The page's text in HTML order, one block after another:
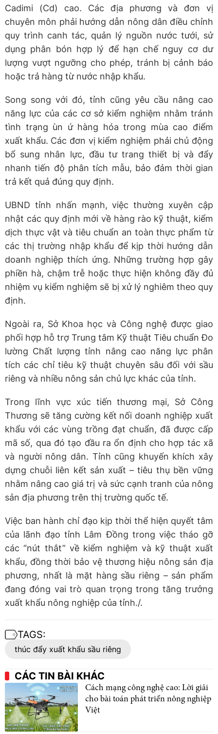
Cadimi (Cd) cao. Các địa phương và đơn vị
chuyên môn phải hướng dẫn nông dân điều chỉnh
quy trình canh tác, quản lý nguồn nước tưới, sử
dụng phân bón hợp lý để hạn chế nguy cơ dư
lượng vượt ngưỡng cho phép, tránh bị cảnh báo
hoặc trả hàng từ nước nhập khẩu.
Song song với đó, tỉnh cũng yêu cầu nâng cao
năng lực của các cơ sở kiểm nghiệm nhằm tránh
tình trạng ùn ứ hàng hóa trong mùa cao điểm
xuất khẩu. Các đơn vị kiểm nghiệm phải chủ động
bổ sung nhân lực, đầu tư trang thiết bị và đẩy
nhanh tiến độ phân tích mẫu, bảo đảm thời gian
trả kết quả đúng quy định.
UBND tỉnh nhấn mạnh, việc thường xuyên cập
nhật các quy định mới về hàng rào kỹ thuật, kiểm
dịch thực vật và tiêu chuẩn an toàn thực phẩm từ
các thị trường nhập khẩu để kịp thời hướng dẫn
doanh nghiệp thích ứng. Những trường hợp gây
phiền hà, chậm trễ hoặc thực hiện không đầy đủ
nhiệm vụ kiểm nghiệm sẽ bị xử lý nghiêm theo quy
định.
Ngoài ra, Sở Khoa học và Công nghệ được giao
phối hợp hỗ trợ Trung tâm Kỹ thuật Tiêu chuẩn Đo
lường Chất lượng tỉnh nâng cao năng lực phân
tích các chỉ tiêu kỹ thuật chuyên sâu đối với sầu
riêng và nhiều nông sản chủ lực khác của tỉnh.
Trong lĩnh vực xúc tiến thương mại, Sở Công
Thương sẽ tăng cường kết nối doanh nghiệp xuất
khẩu với các vùng trồng đạt chuẩn, đã được cấp
mã số, qua đó tạo đầu ra ổn định cho hợp tác xã
và người nông dân. Tỉnh cũng khuyến khích xây
dựng chuỗi liên kết sản xuất – tiêu thụ bền vững
nhằm nâng cao giá trị và sức cạnh tranh của nông
sản địa phương trên thị trường quốc tế.
Việc ban hành chỉ đạo kịp thời thể hiện quyết tâm
của lãnh đạo tỉnh Lâm Đồng trong việc tháo gỡ
các “nút thắt” về kiểm nghiệm và kỹ thuật xuất
khẩu, đồng thời bảo vệ thương hiệu nông sản địa
phương, nhất là mặt hàng sầu riêng – sản phẩm
đang đóng vai trò quan trọng trong tăng trưởng
xuất khẩu nông nghiệp của tỉnh./.
TAGS:
thúc đẩy xuất khẩu sầu riêng
CÁC TIN BÀI KHÁC
Cách mạng công nghệ cao: Lời giải
cho bài toán phát triển nông nghiệp
Việt